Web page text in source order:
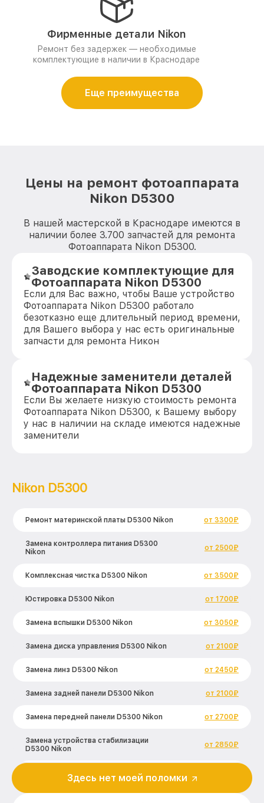
Фирменные детали Nikon
Ремонт без задержек — необходимые
комплектующие в наличии в Краснодаре
Еще преимущества
Цены на ремонт фотоаппарата
Nikon D5300
В нашей мастерской в Краснодаре имеются в
наличии более 3.700 запчастей для ремонта
Фотоаппарата Nikon D5300.
Заводские комплектующие для
Фотоаппарата Nikon D5300
Если для Вас важно, чтобы Ваше устройство
Фотоаппарата Nikon D5300 работало
безотказно еще длительный период времени,
для Вашего выбора у нас есть оригинальные
запчасти для ремонта Никон
Надежные заменители деталей
Фотоаппарата Nikon D5300
Если Вы желаете низкую стоимость ремонта
Фотоаппарата Nikon D5300, к Вашему выбору
у нас в наличии на складе имеются надежные
заменители
Nikon D5300
Ремонт материнской платы D5300 Nikon от 3300₽
Замена контроллера питания D5300
Nikon
от 2500₽
Комплексная чистка D5300 Nikon от 3500₽
Юстировка D5300 Nikon от 1700₽
Замена вспышки D5300 Nikon от 3050₽
Замена диска управления D5300 Nikon от 2100₽
Замена линз D5300 Nikon от 2450₽
Замена задней панели D5300 Nikon от 2100₽
Замена передней панели D5300 Nikon от 2700₽
Замена устройства стабилизации
D5300 Nikon
от 2850₽
Замена фокусировочного экрана D5300
Здесь нет моей поломки